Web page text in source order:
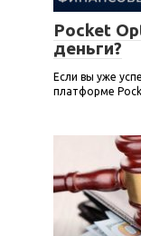
Pocket
деньги?
Если вы уже
платформе